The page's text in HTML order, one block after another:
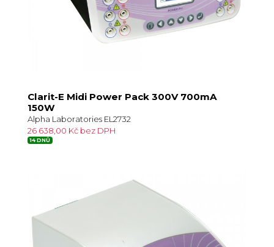
Clarit-E Midi Power Pack 300V 700mA
150W
Alpha Laboratories EL2732
26 638,00 Kč bez DPH
14 DNŮ